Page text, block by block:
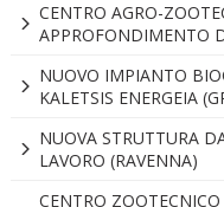
CENTRO AGRO-
APPROFONDIMENTO
NUOVO IMPIANTO
KALETSIS ENERGEIA
NUOVA STRUTTURA
LAVORO (RAVENNA)
CENTRO